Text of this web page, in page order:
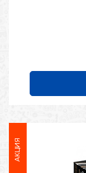
АКЦИЯ